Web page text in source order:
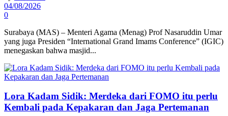
04/08/2026
0
Surabaya (MAS) – Menteri Agama (Menag) Prof Nasaruddin Umar
yang juga Presiden “International Grand Imams Conference” (IGIC)
menegaskan bahwa masjid...
Lora Kadam Sidik: Merdeka dari FOMO itu perlu
Kembali pada Kepakaran dan Jaga Pertemanan